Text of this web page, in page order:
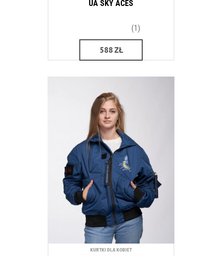
UA SKY ACES
(1)
588 ZŁ
KURTKI DLA KOBIET